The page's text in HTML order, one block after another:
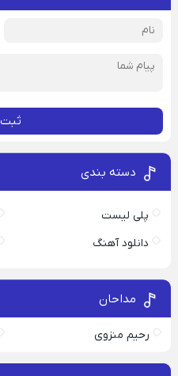
ثبت
دسته بندی
پلی لیست
دانلود آهنگ
مداحان
رحیم منزوی